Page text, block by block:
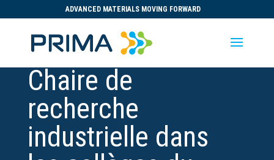
ADVANCED MATERIALS MOVING FORWARD
Chaire de
recherche
industrielle dans